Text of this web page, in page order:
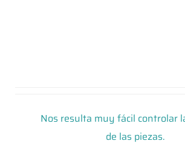
Nos resulta muy fácil controlar
de las piezas.